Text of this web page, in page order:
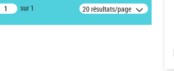
sur 1 20 résultats/page